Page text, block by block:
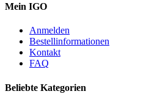
Mein IGO
Anmelden
Bestellinformationen
Kontakt
FAQ
Beliebte Kategorien